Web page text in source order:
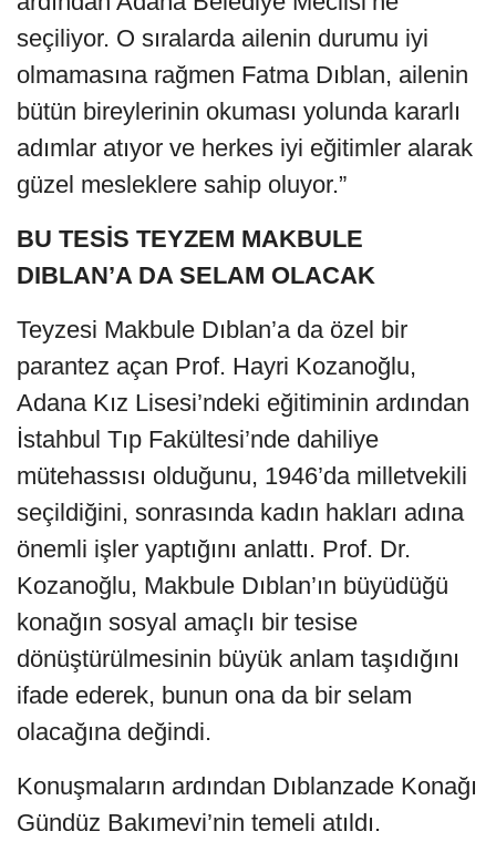
seçiliyor. O sıralarda ailenin durumu iyi
olmamasına rağmen Fatma Dıblan, ailenin
bütün bireylerinin okuması yolunda kararlı
adımlar atıyor ve herkes iyi eğitimler alarak
güzel mesleklere sahip oluyor.”
BU TESİS TEYZEM MAKBULE
DIBLAN’A DA SELAM OLACAK
Teyzesi Makbule Dıblan’a da özel bir
parantez açan Prof. Hayri Kozanoğlu,
Adana Kız Lisesi’ndeki eğitiminin ardından
İstahbul Tıp Fakültesi’nde dahiliye
mütehassısı olduğunu, 1946’da milletvekili
seçildiğini, sonrasında kadın hakları adına
önemli işler yaptığını anlattı. Prof. Dr.
Kozanoğlu, Makbule Dıblan’ın büyüdüğü
konağın sosyal amaçlı bir tesise
dönüştürülmesinin büyük anlam taşıdığını
ifade ederek, bunun ona da bir selam
olacağına değindi.
Konuşmaların ardından Dıblanzade Konağı
Gündüz Bakımevi’nin temeli atıldı.